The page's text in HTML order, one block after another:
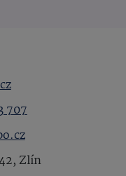
707
Zlín